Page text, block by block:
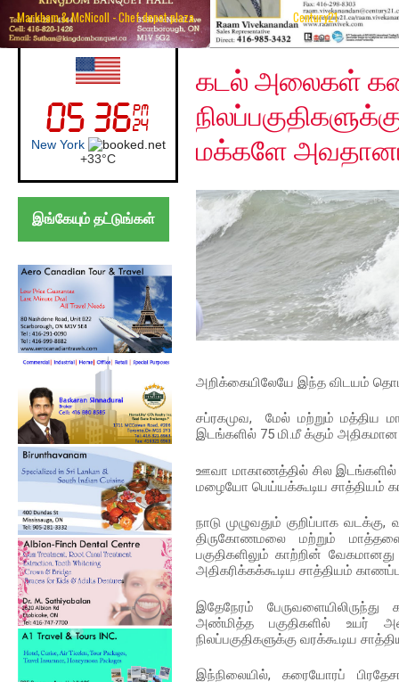
Markham & McNicoll - Chef depot plaza Century21
UK (London)
London
+24°C
இங்கேயும் தட்டுங்கள்
Monday, August 10,
கடல் அலைகள்
மக்களே
அறிக்கையிலேயே இந்த விடயம்
சப்ரகமுவ, மேல் மற்றும் மத்திய
இடங்களில் 75 மி.மீ க்கும் அதிகமான
ஊவா மாகாணத்தில் சில இடங்களில்
மழையோ பெய்யக்கூடிய சாத்தியம்
நாடு முழுவதும் குறிப்பாக
திருகோணமலை மற்றும்
பகுதிகளிலும் காற்றின்
அதிகரிக்கக்கூடிய சாத்தியம்
இதேநேரம்
அண்மித்த பகுதிகளில்
நிலப்பகுதிகளுக்கு வரக்கூடிய
இந்நிலையில், கரையோரப்